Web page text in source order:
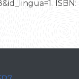
ISBN: